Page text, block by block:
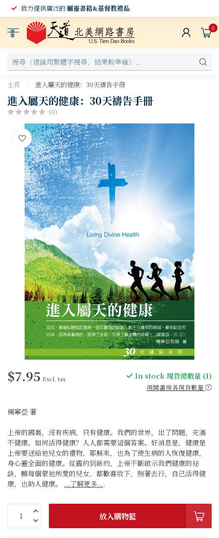
致力提供廣泛的屬靈書籍&基督教禮品
選
單
0
主頁 / 進入屬天的健康：30天禱告手冊
進入屬天的健康：30天禱告手冊
(0)
$7.95 Excl. tax In stock 現貨總數量 (1)
兩間書房各現貨數量
楊寧亞 著
上帝的國裏，沒有疾病，只有健康。我們的世界，出了問題，充滿
不健康。如何活得健康？人人都需要這個答案。好消息是，健康是
上帝要送給祂兒女的禮物，耶穌來，也為了使生病的人恢復健康，
身心靈全面的健康。從舊約到新約，上帝不斷啟示我們健康的祕
訣，願每個蒙祂所愛的兒女，都歡喜收下，照著去行，自己活得健
康，也助人健康。 ...了解更多....
放入購物籃